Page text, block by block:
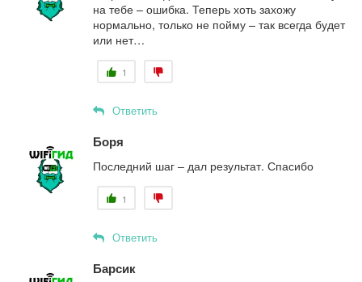
на тебе – ошибка. Теперь хоть захожу
нормально, только не пойму – так всегда будет
или нет…
1
Ответить
Боря
Последний шаг – дал результат. Спасибо
1
Ответить
Барсик